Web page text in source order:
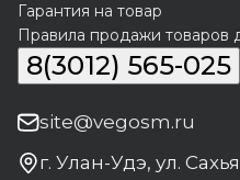
Гарантия на товар
Правила продажи товаров
8(3012) 565-025
site@vegosm.ru
г. Улан-Удэ, ул.